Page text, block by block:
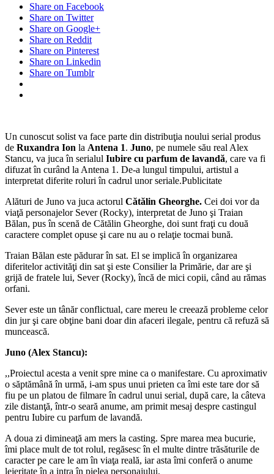
anunţă
nume
noi
în
serialul
Iubire
cu
printre
nume
Share on Facebook
Share on Twitter
Share on Google+
Share on Reddit
Share on Pinterest
Share on Linkedin
Share on Tumblr
Un cunoscut solist va face parte din distribuţia noului serial produs
de Ruxandra Ion la Antena 1. Juno, pe numele său real Alex
Stancu, va juca în serialul Iubire cu parfum de lavandă, care va fi
difuzat în curând la Antena 1. De-a lungul timpului, artistul a
interpretat diferite roluri în cadrul unor seriale.Publicitate
Alături de Juno va juca actorul Cătălin Gheorghe. Cei doi vor da
viaţă personajelor Sever (Rocky), interpretat de Juno şi Traian
Bălan, pus în scenă de Cătălin Gheorghe, doi sunt fraţi cu două
caractere complet opuse şi care nu au o relaţie tocmai bună.
Traian Bălan este pădurar în sat. El se implică în organizarea
diferitelor activităţi din sat şi este Consilier la Primărie, dar are şi
grijă de fratele lui, Sever (Rocky), încă de mici copii, când au rămas
orfani.
Sever este un tânăr conflictual, care mereu le creează probleme celor
din jur şi care obţine bani doar din afaceri ilegale, pentru că refuză să
muncească.
Juno (Alex Stancu):
,,Proiectul acesta a venit spre mine ca o manifestare. Cu aproximativ
o săptămână în urmă, i-am spus unui prieten ca îmi este tare dor să
fiu pe un platou de filmare în cadrul unui serial, după care, la câteva
zile distanţă, într-o seară anume, am primit mesaj despre castingul
pentru Iubire cu parfum de lavandă.
A doua zi dimineaţă am mers la casting. Spre marea mea bucurie,
îmi place mult de tot rolul, regăsesc în el multe dintre trăsăturile de
caracter pe care le am în viaţa reală, iar asta îmi conferă o anume
lejeritate în a intra în pielea personajului.